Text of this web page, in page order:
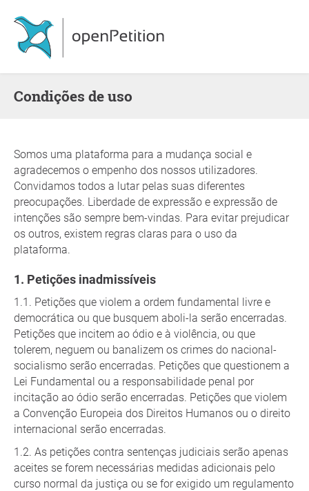
Condições de uso
Somos uma plataforma para a mudança social e
agradecemos o empenho dos nossos utilizadores.
Convidamos todos a lutar pelas suas diferentes
preocupações. Liberdade de expressão e expressão de
intenções são sempre bem-vindas. Para evitar prejudicar
os outros, existem regras claras para o uso da
plataforma.
Petições inadmissíveis
Petições que violem a ordem fundamental livre e
democrática ou que busquem aboli-la serão encerradas.
Petições que incitem ao ódio e à violência, ou que
tolerem, neguem ou banalizem os crimes do nacional-
socialismo serão encerradas. Petições que questionem a
Lei Fundamental ou a responsabilidade penal por
incitação ao ódio serão encerradas. Petições que violem
a Convenção Europeia dos Direitos Humanos ou o direito
internacional serão encerradas.
As petições contra sentenças judiciais serão apenas
aceites se forem necessárias medidas adicionais pelo
curso normal da justiça ou se for exigido um regulamento